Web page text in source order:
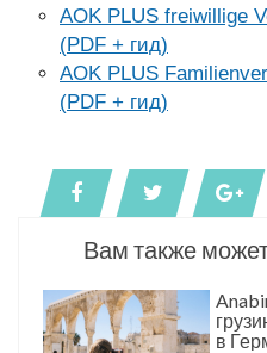
AOK PLUS freiwillige
(PDF + гид)
AOK PLUS
(PDF + гид)
Вам также
в